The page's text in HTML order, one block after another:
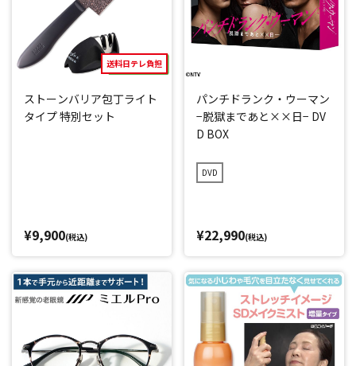
送料日テレ負担
ストーンバリア包丁ライト
タイプ 特別セット
¥9,900(税込)
パンチドランク・ウーマン
−脱獄まであと××日− DV
D BOX
DVD
¥22,990(税込)